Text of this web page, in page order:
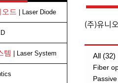
드 | Laser Diode
템 | Laser System
(주)유니
All (32)
Fiber